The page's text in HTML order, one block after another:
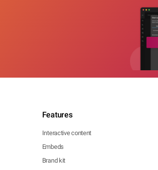
Features
Interactive content
Embeds
Brand kit